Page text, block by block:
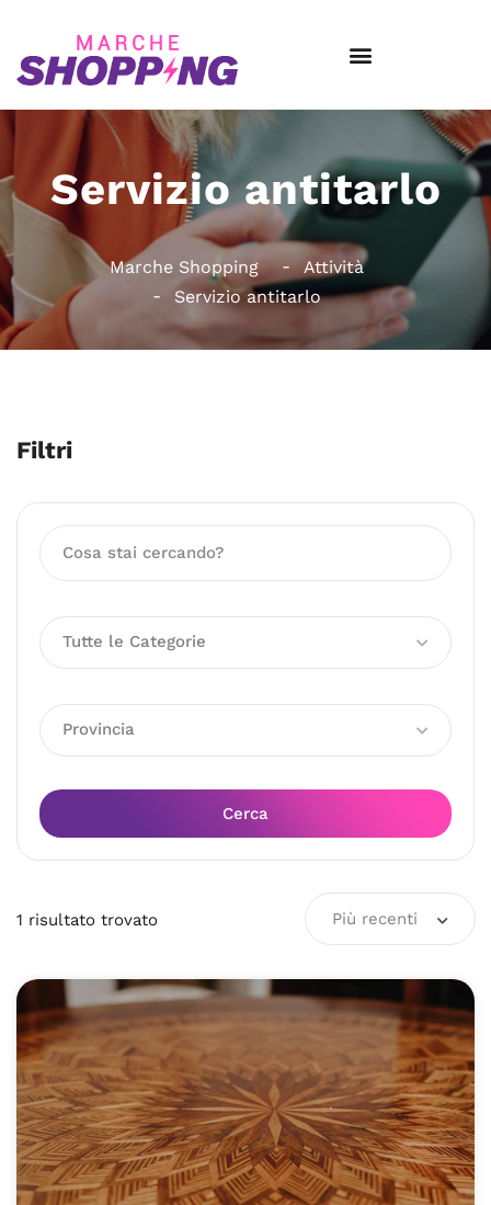
Servizio antitarlo
Marche Shopping
Attività
Servizio antitarlo
Filtri
Tutte le Categorie
Provincia
Cerca
1 risultato trovato Più recenti